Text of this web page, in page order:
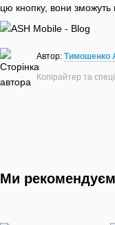
цю кнопку, вони зможуть
Автор: Тимошенко
Копірайтер та
Ми